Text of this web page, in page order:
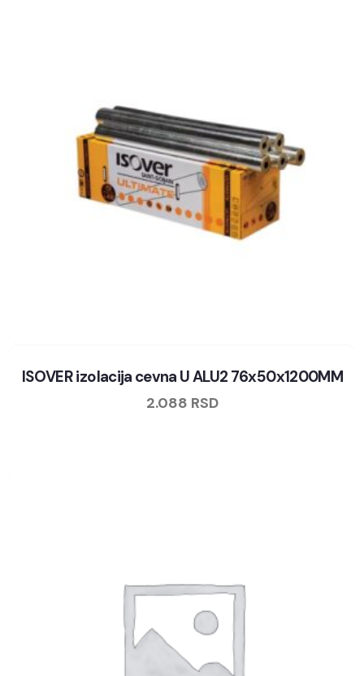
ISOVER izolacija cevna U ALU2 76x50x1200MM
2.088 RSD